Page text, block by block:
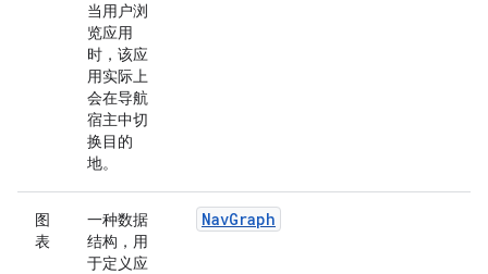
当用户浏
览应用
时，该应
用实际上
会在导航
宿主中切
换目的
地。
图
表
一种数据
结构，用
于定义应
NavGraph